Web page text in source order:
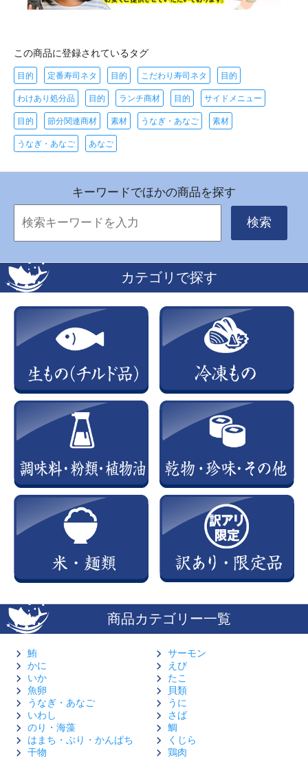
この商品に登録されているタグ
目的 定番寿司ネタ 目的 こだわり寿司ネタ 目的
わけあり処分品 目的 ランチ商材 目的 サイドメニュー
目的 節分関連商材 素材 うなぎ・あなご 素材
うなぎ・あなご あなご
キーワードでほかの商品を探す
検索
カテゴリで探す
商品カテゴリー一覧
鮪
サーモン
かに
えび
いか
たこ
魚卵
貝類
うなぎ・あなご
うに
いわし
さば
のり・海藻
鯛
はまち・ぶり・かんぱち
くじら
干物
鶏肉